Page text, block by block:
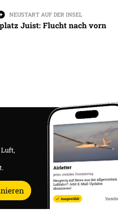
NEUSTART AUF DER INSEL
Juist: Flucht nach vorn